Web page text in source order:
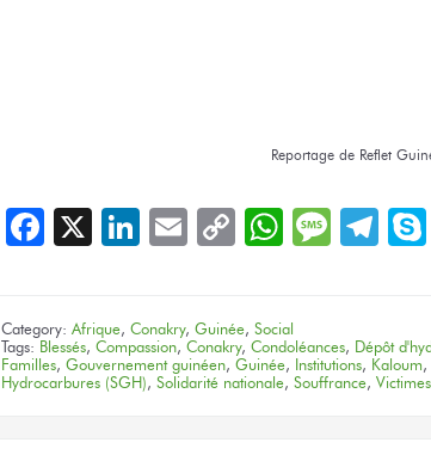
Reportage de Reflet
Facebook
X LinkedIn
EmailCopy
Category: Afrique, Conakry, Guinée, Social
Tags: Blessés, Compassion, Conakry, Condoléances, Dépôt
Familles, Gouvernement guinéen, Guinée, Institutions, Kaloum,
Hydrocarbures (SGH), Solidarité nationale, Souffrance, Victimes